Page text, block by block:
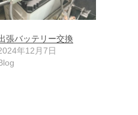
張バッテリー交換
年12月7日